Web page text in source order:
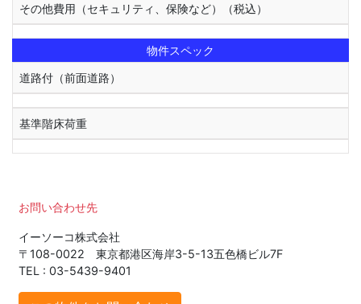
その他費用（セキュリティ、保険など）（税込）
物件スペック
道路付（前面道路）
基準階床荷重
お問い合わせ先
イーソーコ株式会社
〒108-0022 東京都港区海岸3-5-13五色橋ビル7F
TEL : 03-5439-9401